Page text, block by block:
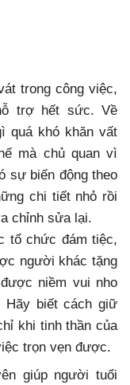
trong công việc,
trợ hết sức. Về
quá khó khăn vất
mà chủ quan vì
sự biến động theo
chi tiết nhỏ rồi
chỉnh sửa lại.
tổ chức đám tiệc,
người khác tặng
niềm vui nho
Hãy biết cách giữ
khi tinh thần của
trọn vẹn được.
giúp người tuổi